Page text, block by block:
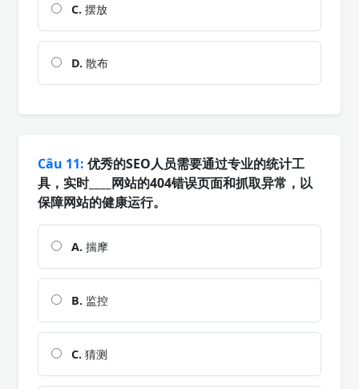
C. 摆放
D. 散布
Câu 11: 优秀的SEO人员需要通过专业的统计工
具，实时____网站的404错误页面和抓取异常，以
保障网站的健康运行。
A. 揣摩
B. 监控
C. 猜测